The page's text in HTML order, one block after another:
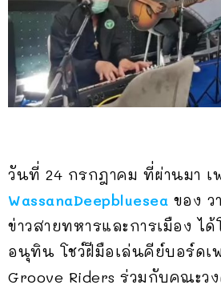
วันที่ 24 กรกฎาคม ที่ผ่านมา เ
WassanaDeepbluesea ของ
ข่าวสายทหารและการเมือง ไ
อนุทิน โชว์ฝีมือเล่นคีย์บอร์ดเ
Groove Riders ร่วมกับคณะว